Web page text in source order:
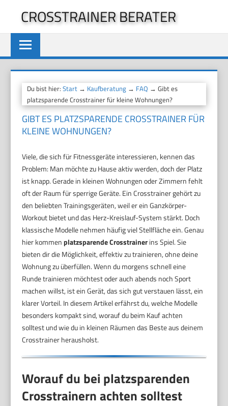
springen
CROSSTRAINER BERATER
Du bist hier:Start → Kaufberatung → FAQ → Gibt es
platzsparende Crosstrainer für kleine Wohnungen?
GIBT ES PLATZSPARENDE CROSSTRAINER FÜR
KLEINE WOHNUNGEN?
Viele, die sich für Fitnessgeräte interessieren, kennen das
Problem: Man möchte zu Hause aktiv werden, doch der Platz
ist knapp. Gerade in kleinen Wohnungen oder Zimmern fehlt
oft der Raum für sperrige Geräte. Ein Crosstrainer gehört zu
den beliebten Trainingsgeräten, weil er ein Ganzkörper-
Workout bietet und das Herz-Kreislauf-System stärkt. Doch
klassische Modelle nehmen häufig viel Stellfläche ein. Genau
hier kommenplatzsparende Crosstrainerins Spiel. Sie
bieten dir die Möglichkeit, effektiv zu trainieren, ohne deine
Wohnung zu überfüllen. Wenn du morgens schnell eine
Runde trainieren möchtest oder auch abends noch Sport
machen willst, ist ein Gerät, das sich gut verstauen lässt, ein
klarer Vorteil. In diesem Artikel erfährst du, welche Modelle
besonders kompakt sind, worauf du beim Kauf achten
solltest und wie du in kleinen Räumen das Beste aus deinem
Crosstrainer herausholst.
Worauf du bei platzsparenden
Crosstrainern achten solltest